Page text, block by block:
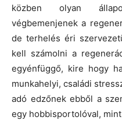
közben olyan
végbemenjenek a
de terhelés éri
kell számolni a
egyénfüggő, kire hogy
munkahelyi, családi
adó edzőnek ebből a
egy hobbisportolóval,